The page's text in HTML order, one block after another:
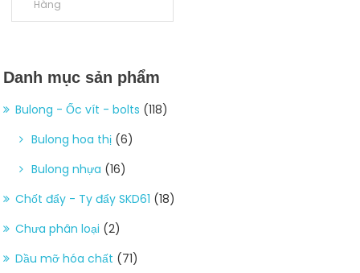
Hàng
Danh mục sản phẩm
Bulong - Ốc vít - bolts (118)
Bulong hoa thị (6)
Bulong nhựa (16)
Chốt đẩy - Ty đẩy SKD61 (18)
Chưa phân loại (2)
Dầu mỡ hóa chất (71)